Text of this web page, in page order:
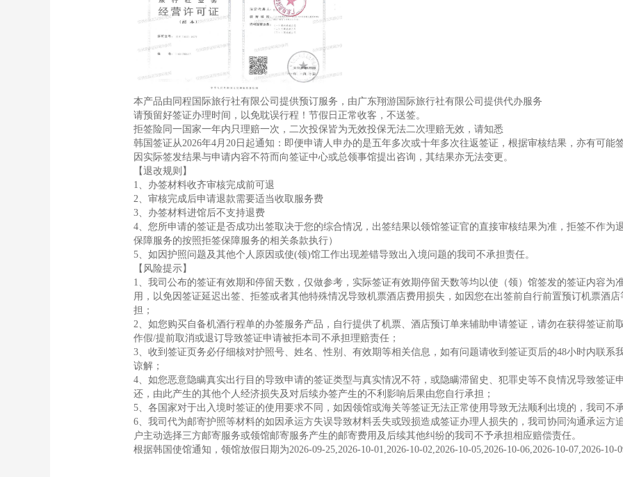
本产品由同程国际旅行社有限公司提供预订服务，由广东翔游国际旅行社有限公司提供代办服务
请预留好签证办理时间，以免耽误行程！节假日正常收客，不送签。
拒签险同一国家一年内只理赔一次，二次投保皆为无效投保无法二次理赔无效，请知悉
韩国签证从2026年4月20日起通知：即便申请人申办的是五年多次或十年多次往返签证，根据审核结果，亦有可能
因实际签发结果与申请内容不符而向签证中心或总领事馆提出咨询，其结果亦无法变更。
【退改规则】
1、办签材料收齐审核完成前可退
2、审核完成后申请退款需要适当收取服务费
3、办签材料进馆后不支持退费
4、您所申请的签证是否成功出签取决于您的综合情况，出签结果以领馆签证官的直接审核结果为准，拒签不作为
保障服务的按照拒签保障服务的相关条款执行）
5、如因护照问题及其他个人原因或使(领)馆工作出现差错导致出入境问题的我司不承担责任。
【风险提示】
1、我司公布的签证有效期和停留天数，仅做参考，实际签证有效期停留天数等均以使（领）馆签发的签证内容为
用，以免因签证延迟出签、拒签或者其他特殊情况导致机票酒店费用损失，如因您在出签前自行前置预订机票酒
担；
2、如您购买自备机酒行程单的办签服务产品，自行提供了机票、酒店预订单来辅助申请签证，请勿在获得签证前
作假/提前取消或退订导致签证申请被拒本司不承担理赔责任；
3、收到签证页务必仔细核对护照号、姓名、性别、有效期等相关信息，如有问题请收到签证页后的48小时内联系
谅解；
4、如您恶意隐瞒真实出行目的导致申请的签证类型与真实情况不符，或隐瞒滞留史、犯罪史等不良情况导致签证
还，由此产生的其他个人经济损失及对后续办签产生的不利影响后果由您自行承担；
5、各国家对于出入境时签证的使用要求不同，如因领馆或海关等签证无法正常使用导致无法顺利出境的，我司不
6、我司代为邮寄护照等材料的如因承运方失误导致材料丢失或毁损造成签证办理人损失的，我司协同沟通承运方
户主动选择三方邮寄服务或领馆邮寄服务产生的邮寄费用及后续其他纠纷的我司不予承担相应赔偿责任。
根据韩国使馆通知，领馆放假日期为2026-09-25,2026-10-01,2026-10-02,2026-10-05,2026-10-06,2026-10-07,2026-10-